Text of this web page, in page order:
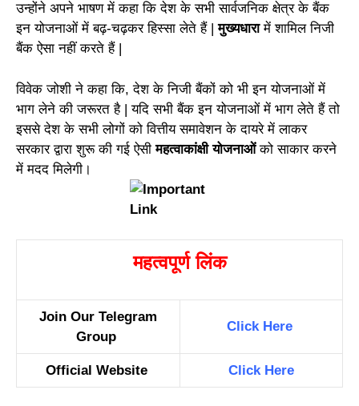
उन्होंने अपने भाषण में कहा कि देश के सभी सार्वजनिक क्षेत्र के बैंक
इन योजनाओं में बढ़-चढ़कर हिस्सा लेते हैं |मुख्यधारामें शामिल निजी
बैंक ऐसा नहीं करते हैं |
विवेक जोशी ने कहा कि, देश के निजी बैंकों को भी इन योजनाओं में
भाग लेने की जरूरत है | यदि सभी बैंक इन योजनाओं में भाग लेते हैं तो
इससे देश के सभी लोगों को वित्तीय समावेशन के दायरे में लाकर
सरकार द्वारा शुरू की गई ऐसीमहत्वाकांक्षी योजनाओंको साकार करने
में मदद मिलेगी।
महत्वपूर्ण लिंक
Join Our Telegram
Group
Click Here
Official Website Click Here